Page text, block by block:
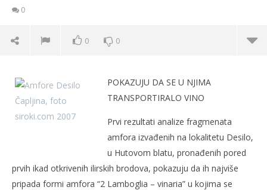
0
0 0
9.
2007.
Rafaela
POKAZUJU DA SE U NJIMA
TRANSPORTIRALO VINO
Prvi rezultati analize fragmenata
amfora izvađenih na lokalitetu Desilo,
u Hutovom blatu, pronađenih pored
prvih ikad otkrivenih ilirskih brodova, pokazuju da ih najviše
pripada formi amfora “2 Lamboglia – vinaria” u kojima se